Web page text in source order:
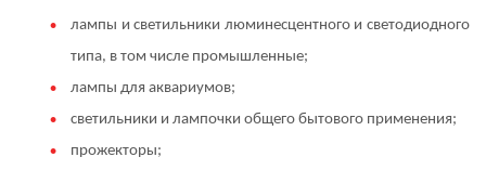
лампы и светильники люминесцентного и светодиодного
типа, в том числе промышленные;
лампы для аквариумов;
светильники и лампочки общего бытового применения;
прожекторы;